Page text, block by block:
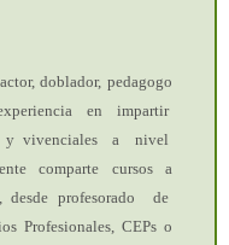
actor, doblador, pedagogo
en impartir
y vivenciales a nivel
comparte cursos a
profesorado de
Profesionales, CEPs o